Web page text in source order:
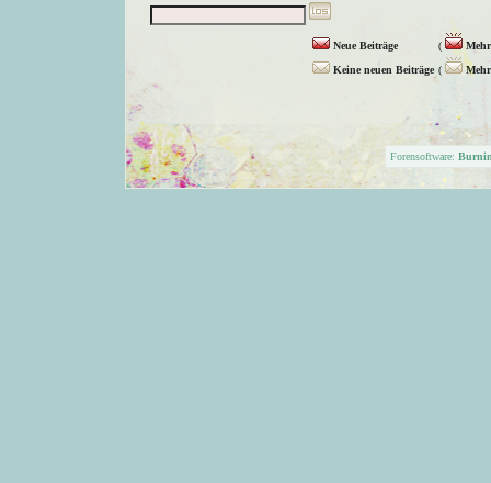
Neue Beiträge (
Keine neuen Beiträge (
Forensoftware: